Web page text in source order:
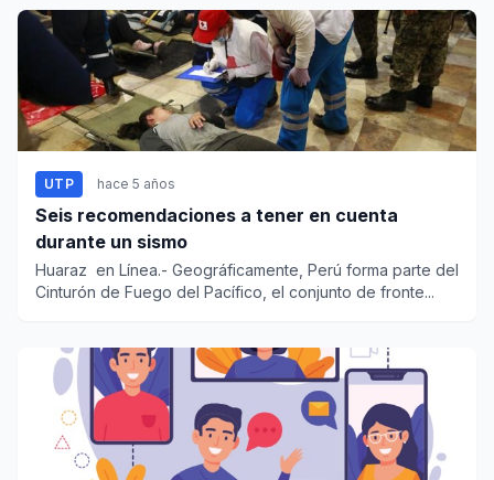
UTP hace 5 años
Seis recomendaciones a tener en cuenta
durante un sismo
Huaraz en Línea.- Geográficamente, Perú forma parte del
Cinturón de Fuego del Pacífico, el conjunto de fronte...